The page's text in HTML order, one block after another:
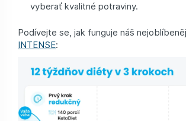
vyberať kvalitné potraviny.
Podívejte se, jak funguje náš
INTENSE: